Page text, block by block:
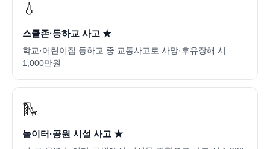
💧
스쿨존·등하교 사고 ★
학교·어린이집 등하교 중 교통사고로 사망·후유장해 시
1,000만원
🛝
놀이터·공원 시설 사고 ★